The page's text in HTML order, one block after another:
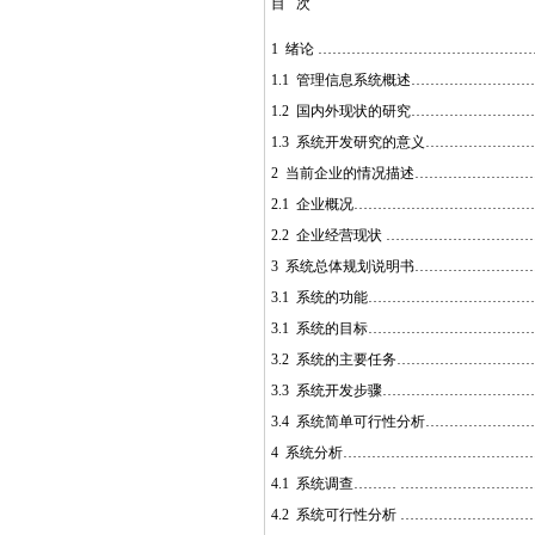
目 次
1 绪论
1.1 管理信息系统概述
1.2 国内外现状的研究
1.3 系统开发研究的意义
2 当前企业的情况描述
2.1 企业概况
2.2 企业经营现状
3 系统总体规划说明书
3.1 系统的功能
3.1 系统的目标
3.2 系统的主要任务
3.3 系统开发步骤
3.4 系统简单可行性分析
4 系统分析
4.1 系统调查………
4.2 系统可行性分析